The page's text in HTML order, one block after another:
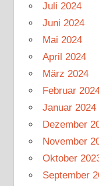
Juli 2024
Juni 2024
Mai 2024
April 2024
März 2024
Februar
Januar 2024
Dezember
November
Oktober
September